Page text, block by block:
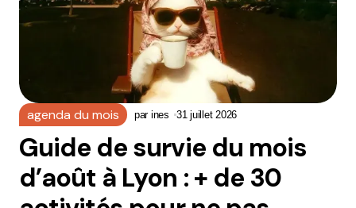
agenda du mois par ines 31 juillet 2026
Guide de survie du mois
d’août à Lyon : + de 30